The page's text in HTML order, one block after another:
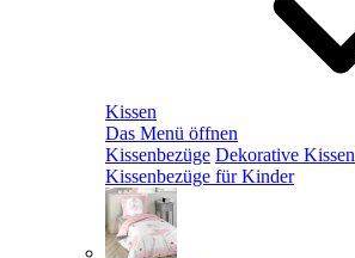
Kissen
Das Menü öffnen
Kissenbezüge Dekorative Kissen
Kissenbezüge für Kinder